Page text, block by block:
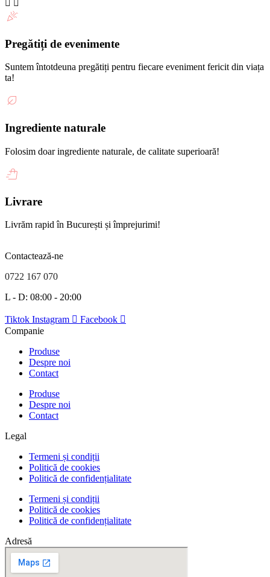
Pregătiți de evenimente
Suntem întotdeuna pregătiți pentru fiecare eveniment fericit din viața
ta!
Ingrediente naturale
Folosim doar ingrediente naturale, de calitate superioară!
Livrare
Livrăm rapid în București și împrejurimi!
Contactează-ne
0722 167 070
L - D: 08:00 - 20:00
Tiktok Instagram
Facebook
Companie
Produse
Despre noi
Contact
Produse
Despre noi
Contact
Legal
Termeni și condiții
Politică de cookies
Politică de confidențialitate
Termeni și condiții
Politică de cookies
Politică de confidențialitate
Adresă